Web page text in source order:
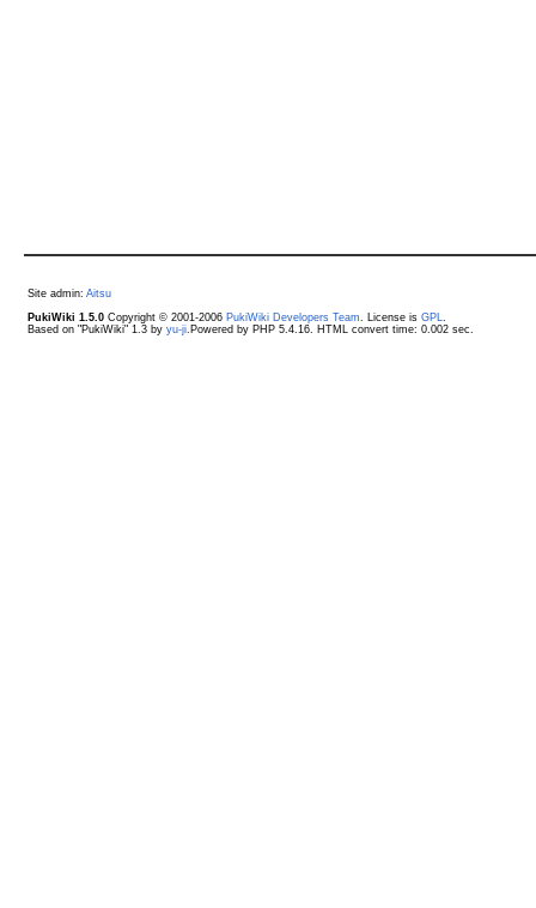
Site admin: Aitsu
PukiWiki 1.5.0Copyright © 2001-2006 PukiWiki Developers Team . License is GPL
Based on "PukiWiki" 1.3 by yu-ji.Powered by PHP 5.4.16. HTML convert time: 0.002 sec.